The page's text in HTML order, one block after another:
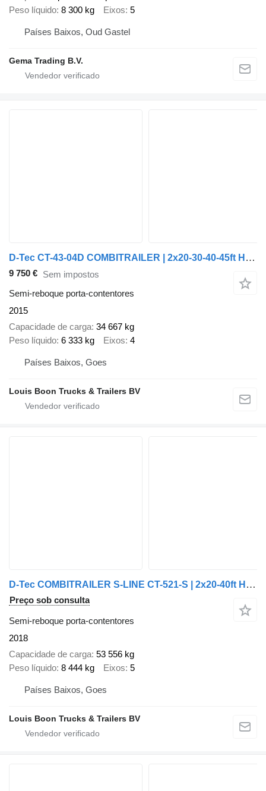
Peso líquido 8 300 kg Eixos 5
Países Baixos, Oud Gastel
Gema Trading B.V.
D-Tec CT-43-04D COMBITRAILER | 2x20-30-40-45ft HC * LIFT AXLE * 2x AVA
9 750 € Sem impostos
Semi-reboque porta-contentores
2015
Capacidade de carga 34 667 kg
Peso líquido 6 333 kg Eixos 4
Países Baixos, Goes
Louis Boon Trucks & Trailers BV
D-Tec COMBITRAILER S-LINE CT-521-S | 2x20-40ft HC * 3x STEERING AXLE -
Preço sob consulta
Semi-reboque porta-contentores
2018
Capacidade de carga 53 556 kg
Peso líquido 8 444 kg Eixos 5
Países Baixos, Goes
Louis Boon Trucks & Trailers BV